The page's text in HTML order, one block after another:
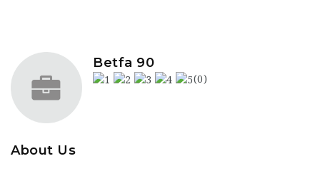
Betfa 90
(0)
About Us